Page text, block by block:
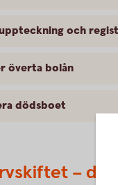
och
överta bolån
dödsboet
–